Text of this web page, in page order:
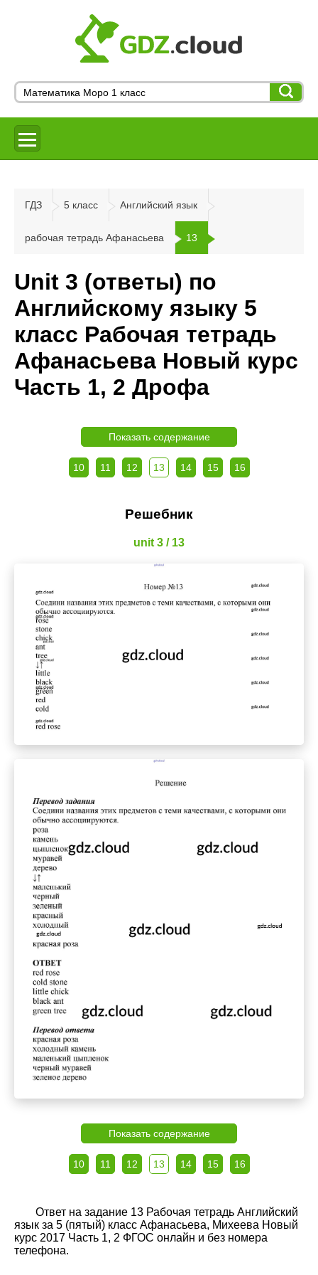
ГДЗ 5 класс Английский язык
рабочая тетрадь Афанасьева 13
Unit 3 (ответы) по
Английскому языку 5
класс Рабочая тетрадь
Афанасьева Новый курс
Часть 1, 2 Дрофа
Показать содержание
10 11 12 13 14 15 16
Решебник
unit 3 / 13
Показать содержание
10 11 12 13 14 15 16
Ответ на задание 13 Рабочая тетрадь Английский
язык за 5 (пятый) класс Афанасьева, Михеева Новый
курс 2017 Часть 1, 2 ФГОС онлайн и без номера
телефона.